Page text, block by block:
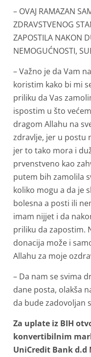
– OVAJ RAMAZAN
ZDRAVSTVENOG
ZAPOSTILA NAKON
NEMOGUĆNOSTI,
– Važno je da Vam
koristim kako bi mi
priliku da Vas
ispostim u što
dragom Allahu na
zdravlje, jer u postu
jer to tako mora i
prvenstveno kao
putem bih zamolila
koliko mogu a da je
bolesna a posti ili
imam nijjet i da
priliku da zapostim.
donacija može i
Allahu za moje
– Da nam se svima
dane posta, olakša
da bude zadovoljan
Za uplate iz BIH
konvertibilnim
UniCredit Bank d.d